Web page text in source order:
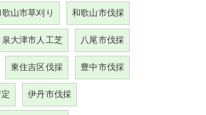
歌山市草刈り 和歌山市伐採
泉大津市人工芝 八尾市伐採
東住吉区伐採 豊中市伐採
伊丹市伐採